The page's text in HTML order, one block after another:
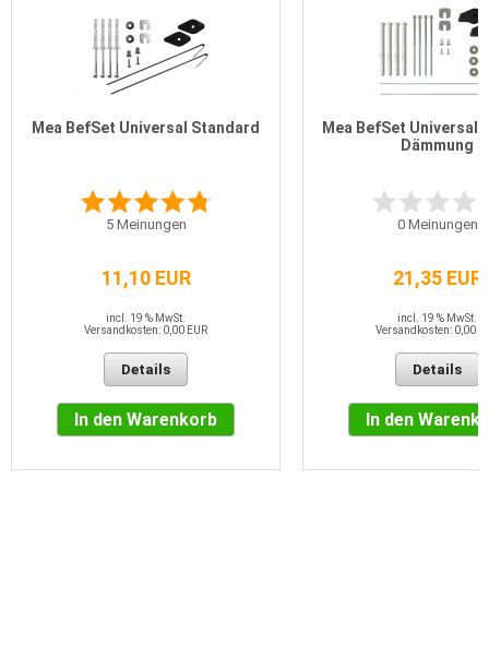
Mea BefSet Universal Standard
5Meinungen
11,10 EUR
incl. 19 % MwSt.
Versandkosten: 0,00 EUR
Details
In den Warenkorb
Mea BefSet Universal
Dämmung
0Meinungen
21,35 EUR
incl. 19 % MwSt.
Versandkosten: 0,00
Details
In den